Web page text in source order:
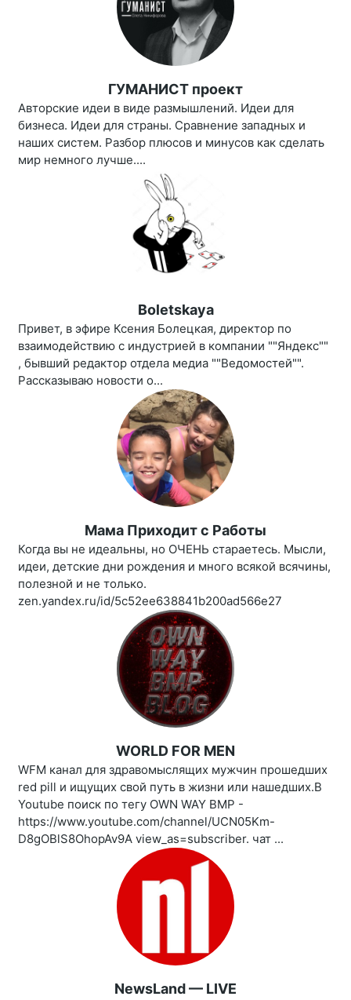
ГУМАНИСТ проект
Авторские идеи в виде размышлений. Идеи для
бизнеса. Идеи для страны. Сравнение западных и
наших систем. Разбор плюсов и минусов как сделать
мир немного лучше....
Boletskaya
Привет, в эфире Ксения Болецкая, директор по
взаимодействию с индустрией в компании ""Яндекс""
, бывший редактор отдела медиа ""Ведомостей"".
Рассказываю новости о...
Мама Приходит c Работы
Когда вы не идеальны, но ОЧЕНЬ стараетесь. Мысли,
идеи, детские дни рождения и много всякой всячины,
полезной и не только.
zen.yandex.ru/id/5c52ee638841b200ad566e27
WORLD FOR MEN
WFM канал для здравомыслящих мужчин прошедших
red pill и ищущих свой путь в жизни или нашедших.В
Youtube поиск по тегу OWN WAY BMP -
https://www.youtube.com/channel/UCN05Km-
D8gOBlS8OhopAv9A view_as=subscriber. чат ...
NewsLand — LIVE